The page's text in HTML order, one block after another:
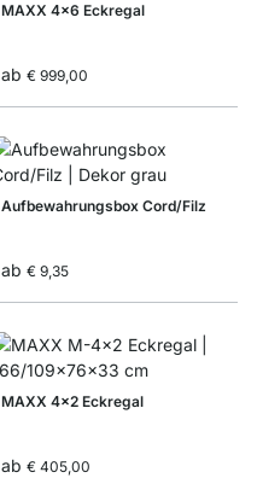
MAXX 4x6 Eckregal
ab € 999,00
Aufbewahrungsbox Cord/Filz
ab € 9,35
MAXX 4x2 Eckregal
ab € 405,00